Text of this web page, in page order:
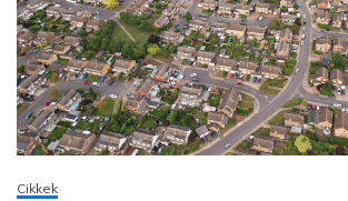
Cikkek